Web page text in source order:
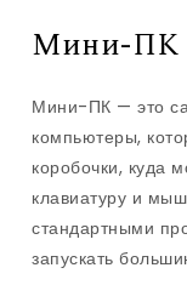
Мини-ПК
Мини-ПК — это
компьютеры,
коробочки, куда
клавиатуру и
стандартными
запускать